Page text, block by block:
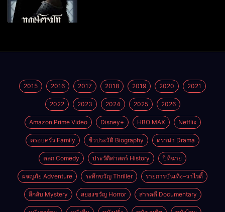
2015 2016 2017 2018 2019 2020 2021
2022 2023 2024 2025 2026
Amazon Prime Video Disney+ HBO MAX Netflix
ครอบครัว Family ชีวประวัติ Biography ดราม่า Drama
ตลก Comedy ประวัติศาสตร์ History ปีที่ฉาย
ผจญภัย Adventure ระทึกขวัญ Thriller รายการบันเทิง–วาไรตี้
ลึกลับ Mystery สยองขวัญ Horror สารคดี Documentary